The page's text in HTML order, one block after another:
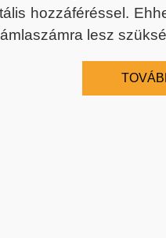
hozzáféréssel.
lesz